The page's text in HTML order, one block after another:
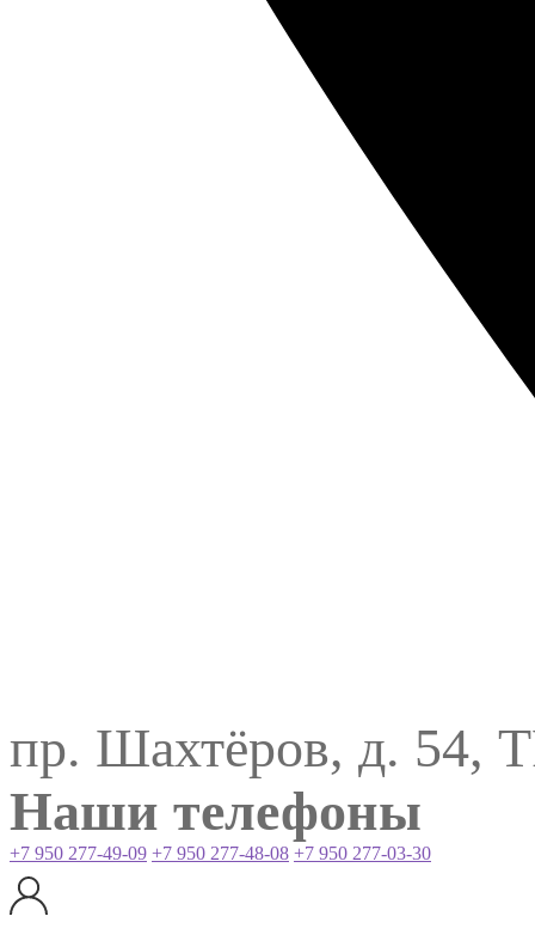
пр. Шахтёров, д. 54,
Наши телефоны
+7 950 277-49-09 +7 950 277-48-08 +7 950 277-03-30